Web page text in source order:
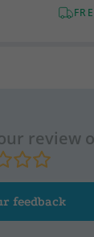
review
feedback